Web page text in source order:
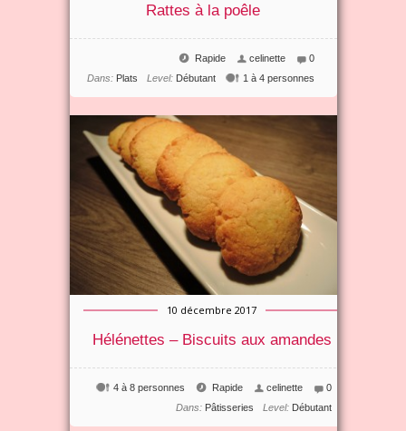
Rattes à la poêle
0
celinette
Rapide
1 à 4 personnes
Level: Débutant
Dans: Plats
10 décembre 2017
Hélénettes – Biscuits aux amandes
0
celinette
Rapide
4 à 8 personnes
Level: Débutant
Dans: Pâtisseries